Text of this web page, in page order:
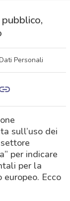
Personali
sull’uso dei
per indicare
per la
Ecco